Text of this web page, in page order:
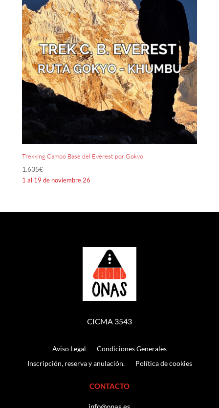
Trekking Campo Base del Everest por Gokyo
1.635€
1 al 19 de noviembre 26
CICMA 3543
Aviso Legal
Condiciones Generales
Inscripción, reserva y anulación.
Política de cookies
CONTACTO